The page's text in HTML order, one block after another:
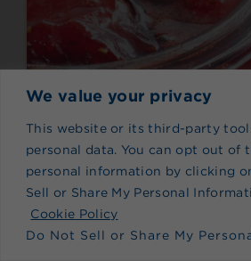
We value your privacy
This website or its third-party
personal data. You can opt out of
personal information by clicking
Sell or Share My Personal
Cookie Policy
Do Not Sell or Share My
Hecho con Splenda®
Compota de